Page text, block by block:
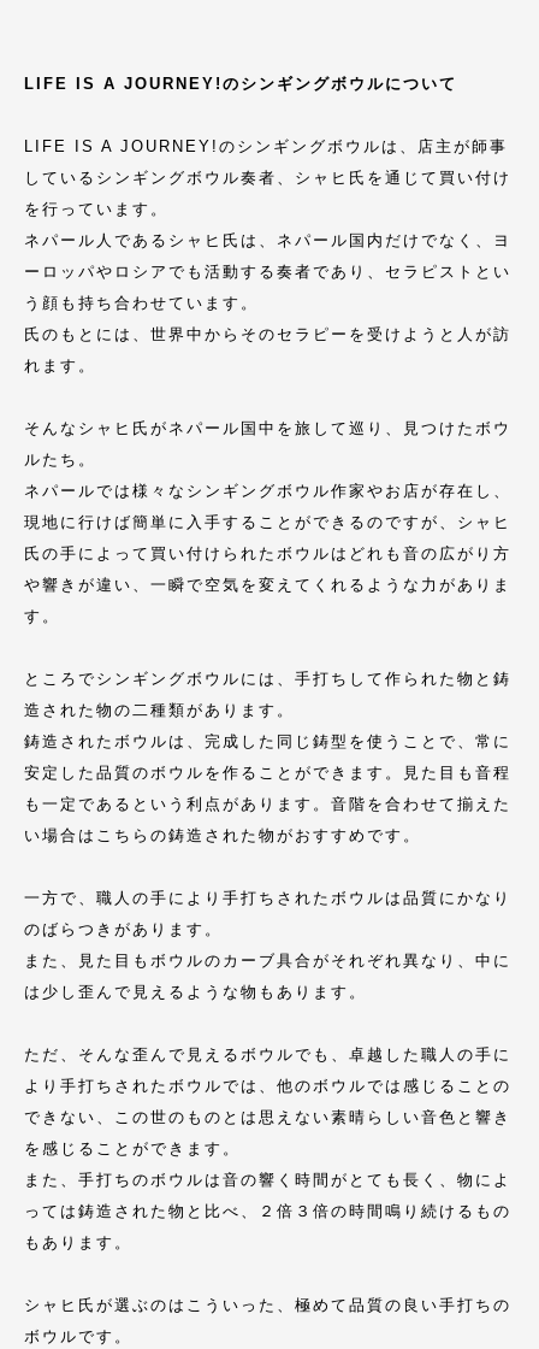
LIFE IS A JOURNEY!のシンギングボウルについて
LIFE IS A JOURNEY!のシンギングボウルは、店主が師事
しているシンギングボウル奏者、シャヒ氏を通じて買い付け
を行っています。
ネパール人であるシャヒ氏は、ネパール国内だけでなく、ヨ
ーロッパやロシアでも活動する奏者であり、セラピストとい
う顔も持ち合わせています。
氏のもとには、世界中からそのセラピーを受けようと人が訪
れます。
そんなシャヒ氏がネパール国中を旅して巡り、見つけたボウ
ルたち。
ネパールでは様々なシンギングボウル作家やお店が存在し、
現地に行けば簡単に入手することができるのですが、シャヒ
氏の手によって買い付けられたボウルはどれも音の広がり方
や響きが違い、一瞬で空気を変えてくれるような力がありま
す。
ところでシンギングボウルには、手打ちして作られた物と鋳
造された物の二種類があります。
鋳造されたボウルは、完成した同じ鋳型を使うことで、常に
安定した品質のボウルを作ることができます。見た目も音程
も一定であるという利点があります。音階を合わせて揃えた
い場合はこちらの鋳造された物がおすすめです。
一方で、職人の手により手打ちされたボウルは品質にかなり
のばらつきがあります。
また、見た目もボウルのカーブ具合がそれぞれ異なり、中に
は少し歪んで見えるような物もあります。
ただ、そんな歪んで見えるボウルでも、卓越した職人の手に
より手打ちされたボウルでは、他のボウルでは感じることの
できない、この世のものとは思えない素晴らしい音色と響き
を感じることができます。
また、手打ちのボウルは音の響く時間がとても長く、物によ
っては鋳造された物と比べ、２倍３倍の時間鳴り続けるもの
もあります。
シャヒ氏が選ぶのはこういった、極めて品質の良い手打ちの
ボウルです。